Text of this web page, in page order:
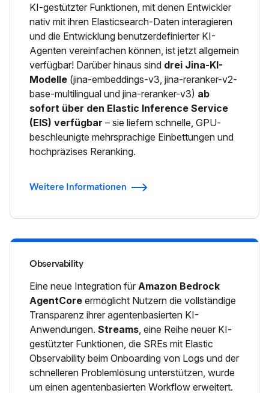
KI-gestützter Funktionen, mit denen Entwickler
nativ mit ihren Elasticsearch-Daten interagieren
und die Entwicklung benutzerdefinierter KI-
Agenten vereinfachen können, ist jetzt allgemein
verfügbar! Darüber hinaus sind drei Jina-KI-
Modelle (jina-embeddings-v3, jina-reranker-v2-
base-multilingual und jina-reranker-v3) ab
sofort über den Elastic Inference Service
(EIS) verfügbar – sie liefern schnelle, GPU-
beschleunigte mehrsprachige Einbettungen und
hochpräzises Reranking.
Weitere Informationen
Observability
Eine neue Integration für Amazon Bedrock
AgentCore ermöglicht Nutzern die vollständige
Transparenz ihrer agentenbasierten KI-
Anwendungen. Streams , eine Reihe neuer KI-
gestützter Funktionen, die SREs mit Elastic
Observability beim Onboarding von Logs und der
schnelleren Problemlösung unterstützen, wurde
um einen agentenbasierten Workflow erweitert.